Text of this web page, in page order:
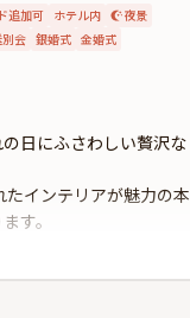
追加可 ホテル内
夜景
会 銀婚式 金婚式
日にふさわしい贅沢な
インテリアが魅力の本
す。